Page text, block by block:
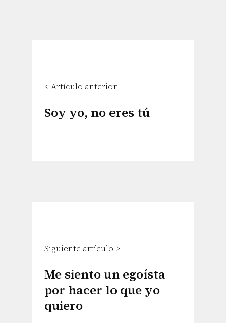
< Artículo anterior
Soy yo, no eres tú
Siguiente artículo >
Me siento un egoísta
por hacer lo que yo
quiero